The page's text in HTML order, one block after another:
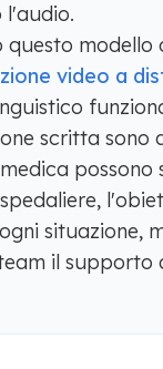
l'audio.
questo modello
video a
scritta sono
situazione,
il supporto